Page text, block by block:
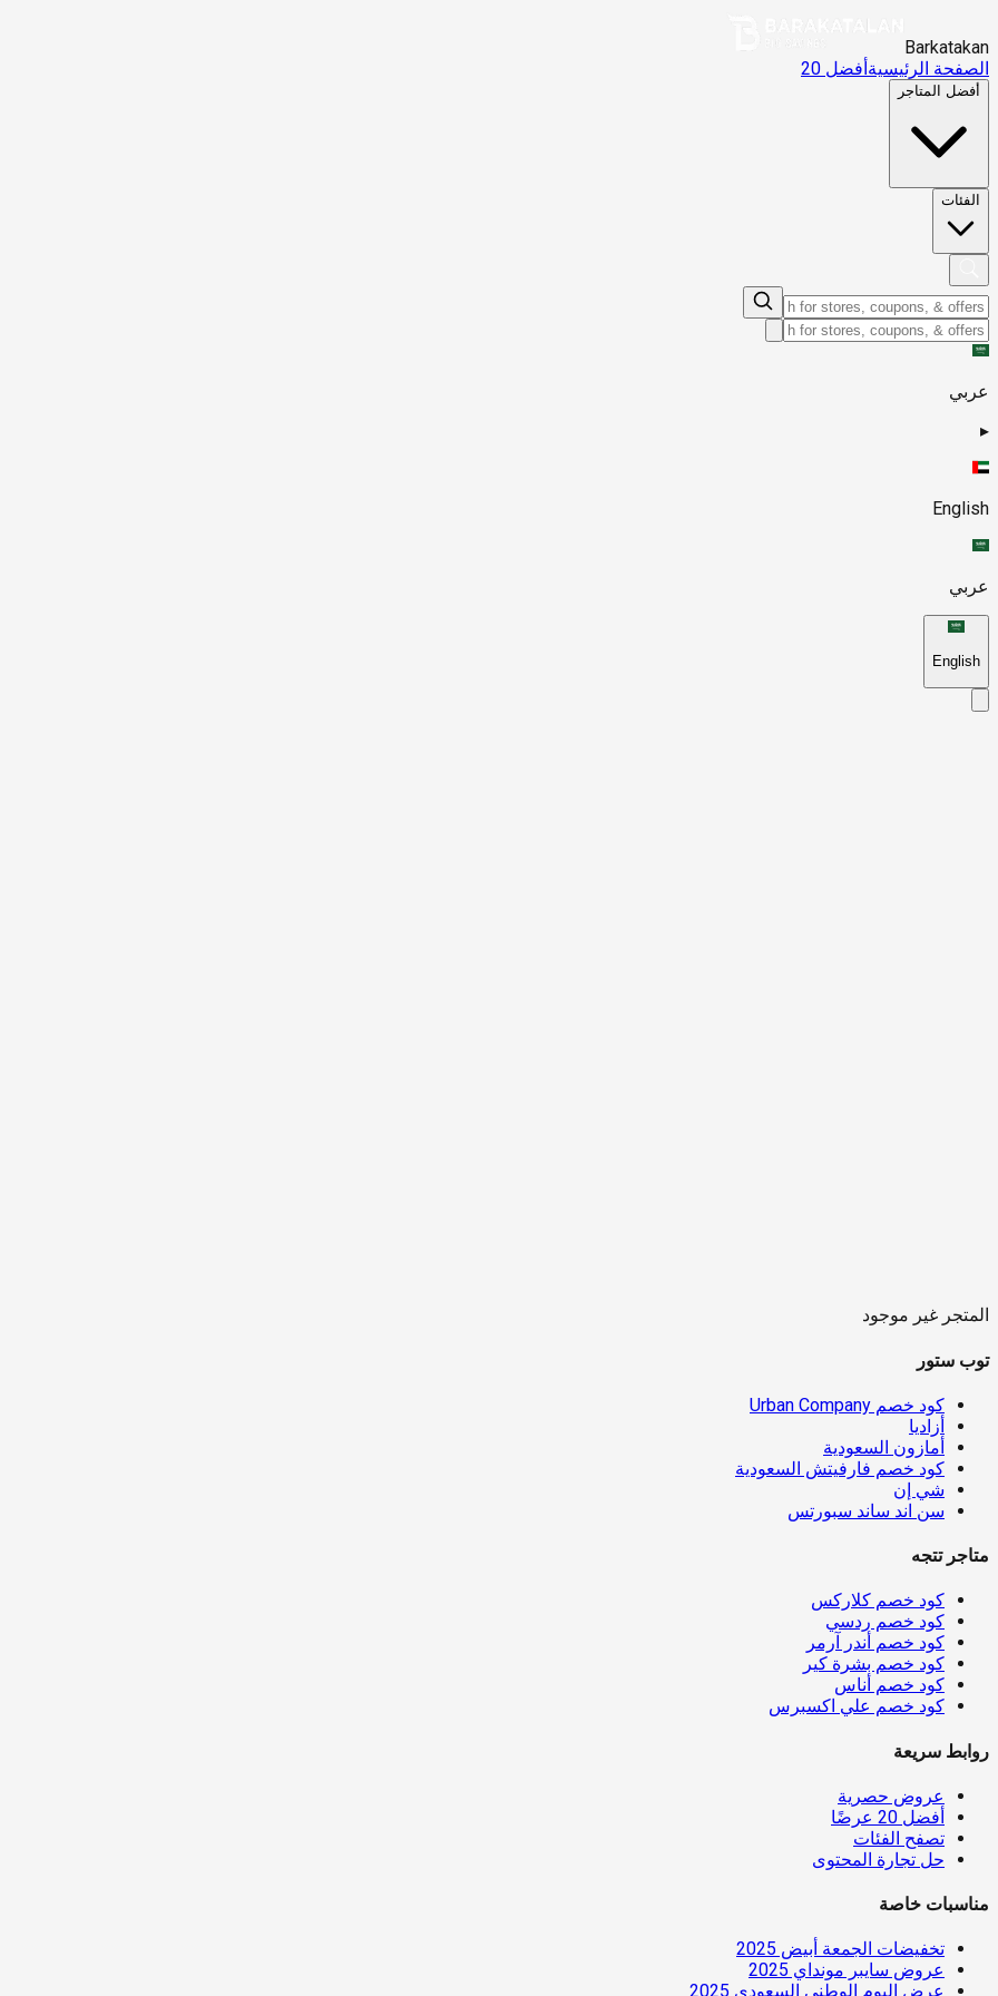
Barkatakan
الصفحة الرئيسيةأفضل 20
أفضل المتاجر
الفئات
عربي
▸
English
عربي
English
المتجر غير موجود
توب ستور
كود خصم Urban Company
أزاديا
أمازون السعودية
كود خصم فارفيتش السعودية
شي إن
سن اند ساند سبورتس
متاجر تتجه
كود خصم كلاركس
كود خصم ردسي
كود خصم أندر آرمر
كود خصم بشرة كير
كود خصم أناس
كود خصم علي اكسبرس
روابط سريعة
عروض حصرية
أفضل 20 عرضًا
تصفح الفئات
حل تجارة المحتوى
مناسبات خاصة
تخفيضات الجمعة أبيض 2025
عروض سايبر مونداي 2025
عرض اليوم الوطني السعودي 2025